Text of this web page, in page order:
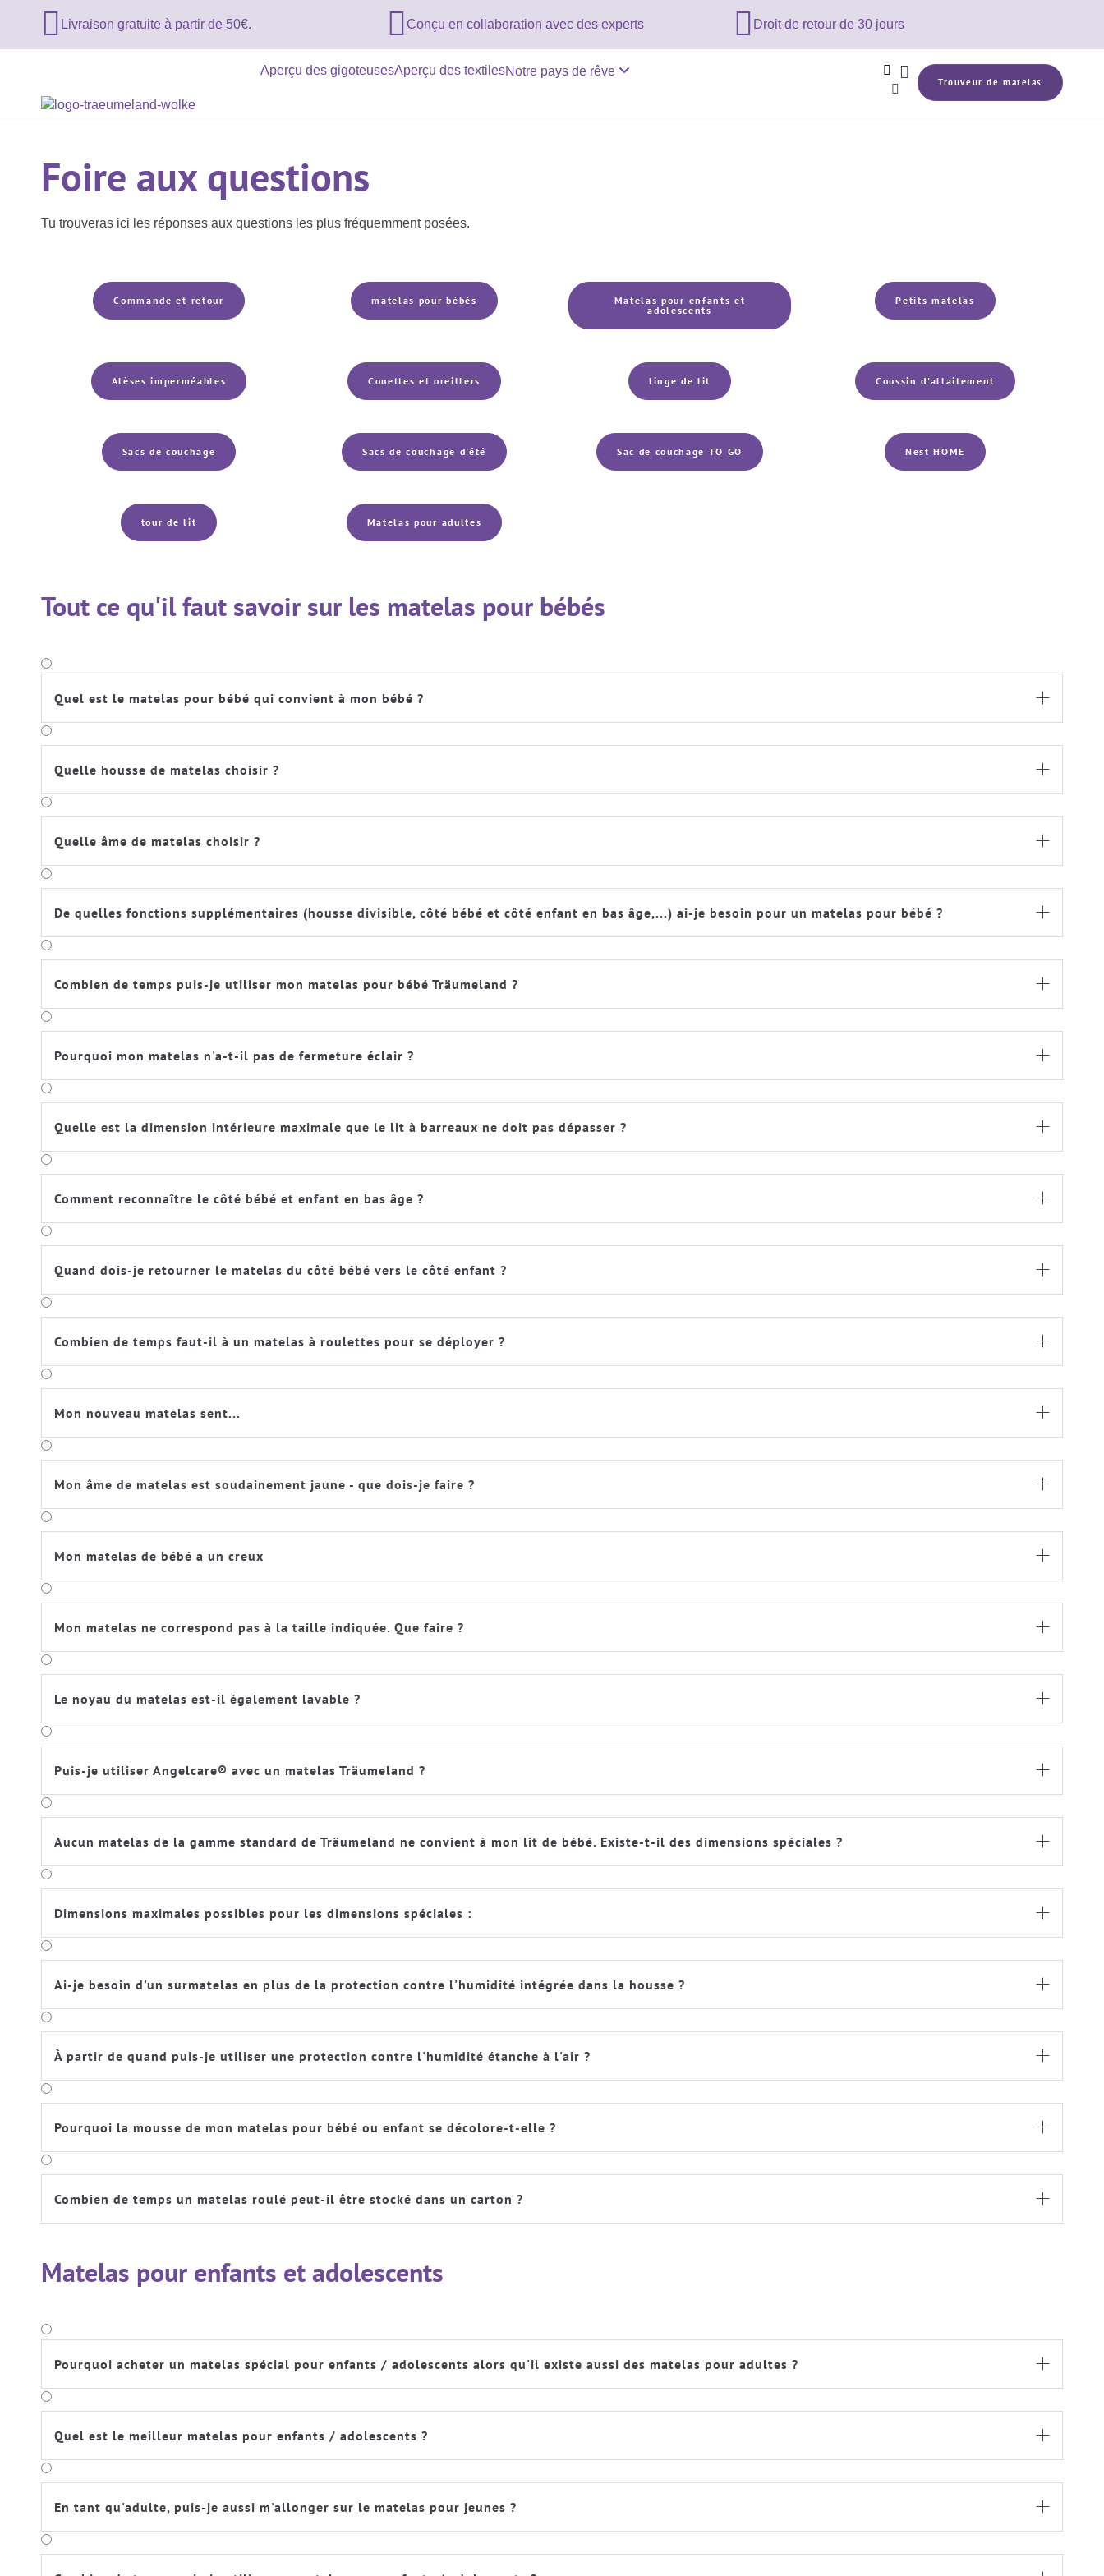
 Livraison gratuite à partir de 50€.  Conçu en collaboration avec des experts  Droit de retour de 30 jours
Aperçu des gigoteusesAperçu des textilesNotre pays de rêve



Trouveur de matelas
Foire aux questions
Tu trouveras ici les réponses aux questions les plus fréquemment posées.
Commande et retour matelas pour bébés
Matelas pour enfants et
adolescents
Petits matelas
Alèses imperméables Couettes et oreillers linge de lit Coussin d'allaitement
Sacs de couchage Sacs de couchage d'été Sac de couchage TO GO Nest HOME
tour de lit Matelas pour adultes
Tout ce qu'il faut savoir sur les matelas pour bébés
Quel est le matelas pour bébé qui convient à mon bébé ? 
Quelle housse de matelas choisir ? 
Quelle âme de matelas choisir ? 
De quelles fonctions supplémentaires (housse divisible, côté bébé et côté enfant en bas âge,...) ai-je besoin pour un matelas pour bébé ? 
Combien de temps puis-je utiliser mon matelas pour bébé Träumeland ? 
Pourquoi mon matelas n'a-t-il pas de fermeture éclair ? 
Quelle est la dimension intérieure maximale que le lit à barreaux ne doit pas dépasser ? 
Comment reconnaître le côté bébé et enfant en bas âge ? 
Quand dois-je retourner le matelas du côté bébé vers le côté enfant ? 
Combien de temps faut-il à un matelas à roulettes pour se déployer ? 
Mon nouveau matelas sent... 
Mon âme de matelas est soudainement jaune - que dois-je faire ? 
Mon matelas de bébé a un creux 
Mon matelas ne correspond pas à la taille indiquée. Que faire ? 
Le noyau du matelas est-il également lavable ? 
Puis-je utiliser Angelcare® avec un matelas Träumeland ? 
Aucun matelas de la gamme standard de Träumeland ne convient à mon lit de bébé. Existe-t-il des dimensions spéciales ? 
Dimensions maximales possibles pour les dimensions spéciales : 
Ai-je besoin d'un surmatelas en plus de la protection contre l'humidité intégrée dans la housse ? 
À partir de quand puis-je utiliser une protection contre l'humidité étanche à l'air ? 
Pourquoi la mousse de mon matelas pour bébé ou enfant se décolore-t-elle ? 
Combien de temps un matelas roulé peut-il être stocké dans un carton ? 
Matelas pour enfants et adolescents
Pourquoi acheter un matelas spécial pour enfants / adolescents alors qu'il existe aussi des matelas pour adultes ? 
Quel est le meilleur matelas pour enfants / adolescents ? 
En tant qu'adulte, puis-je aussi m'allonger sur le matelas pour jeunes ? 